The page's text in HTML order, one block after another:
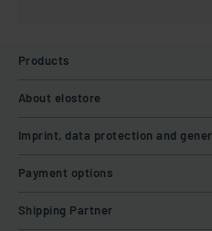
Products
About elostore
Imprint, data protection and
Payment options
Shipping Partner